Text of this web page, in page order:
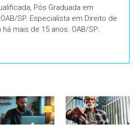
Pós Graduada em
SP. Especialista em Direito de
mais de 15 anos. OAB/SP: